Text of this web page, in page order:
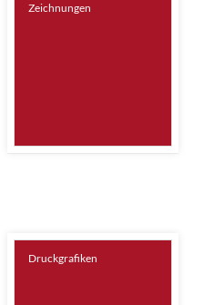
Zeichnungen
Druckgrafiken